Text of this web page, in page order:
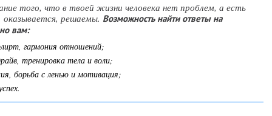
того, что в твоей жизни человека нет проблем, а есть
оказывается, решаемы. Возможность найти ответы на
вам:
гармония отношений;
тренировка тела и воли;
борьба с ленью и мотивация;